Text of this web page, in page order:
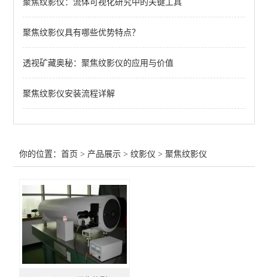
泰普勒纹影仪
大视场纹影仪
彩色纹影仪
聚焦纹影仪具有哪些优势特点？
透视矿藏奥秘：聚焦纹影仪的应用与价值
聚焦纹影仪安装流程详解
你的位置：首页 > 产品展示 >纹影仪 >聚焦纹影仪